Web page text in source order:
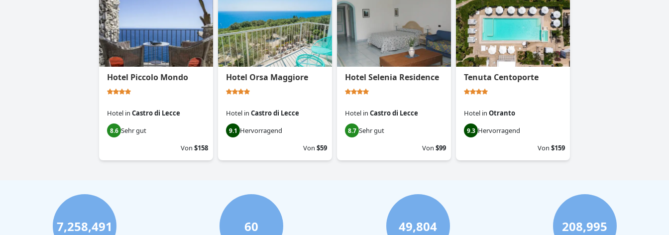
Hotel Piccolo Mondo
Hotel in Castro di Lecce
8.6 Sehr gut
Von $158
Hotel Orsa Maggiore
Hotel in Castro di Lecce
9.1 Hervorragend
Von $59
Hotel Selenia Residence
Hotel in Castro di Lecce
8.7 Sehr gut
Von $99
Tenuta Centoporte
Hotel in Otranto
9.3 Hervorragend
Von $159
7,258,491 60 49,804 208,995